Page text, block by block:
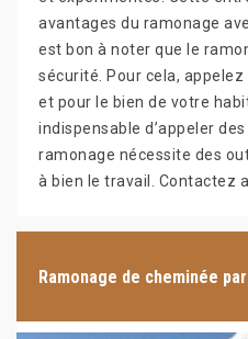
avantages du ramonage
est bon à noter que le
sécurité. Pour cela,
et pour le bien de votre
indispensable d’appeler
ramonage nécessite des
à bien le travail. Contactez
Ramonage de cheminée